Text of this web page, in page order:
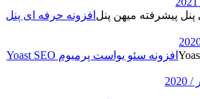
افزونه حرفه ای پنل
افزونه سئو یواست پرمیوم Yoast SEO